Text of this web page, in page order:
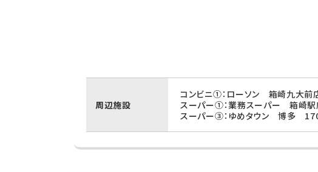
周辺施設
コンビニ①：ローソン 箱崎九大
スーパー①：業務スーパー 箱崎
スーパー③：ゆめタウン 博多